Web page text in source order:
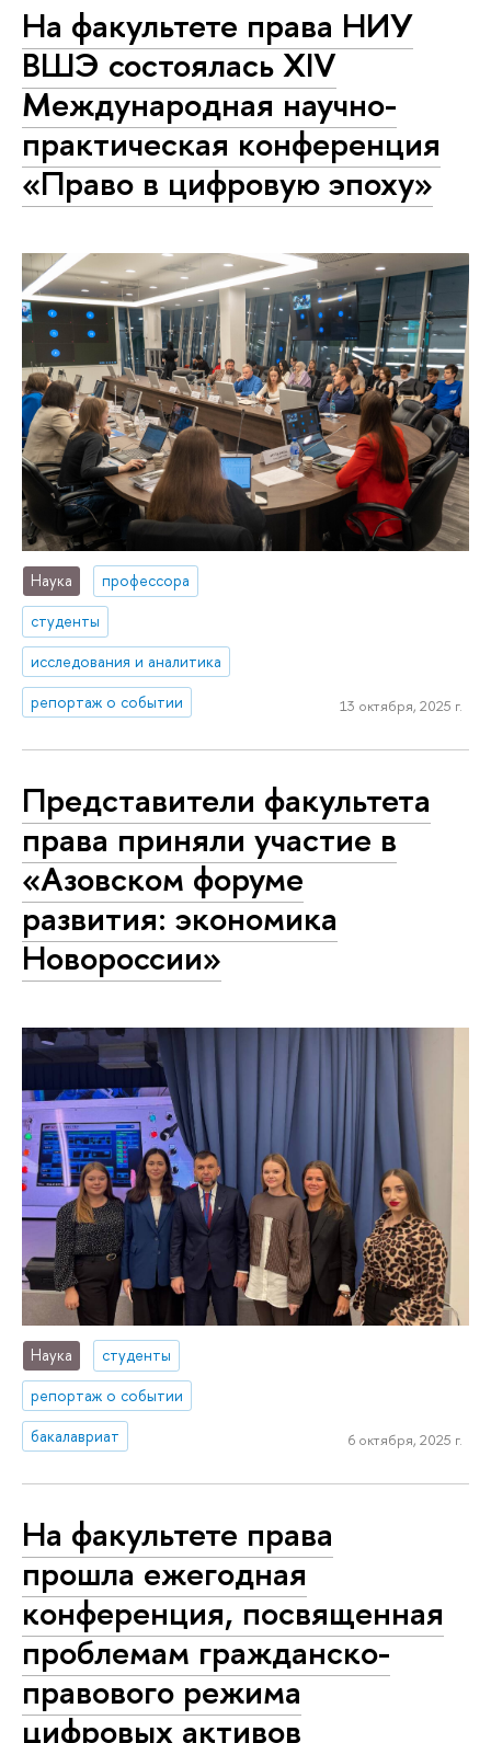
На факультете права НИУ
ВШЭ состоялась XIV
Международная научно-
практическая конференция
«Право в цифровую эпоху»
Наука
профессора
студенты
исследования и аналитика
репортаж о событии
13 октября, 2025 г.
Представители факультета
права приняли участие в
«Азовском форуме
развития: экономика
Новороссии»
Наука
студенты
репортаж о событии
бакалавриат
6 октября, 2025 г.
На факультете права
прошла ежегодная
конференция, посвященная
проблемам гражданско-
правового режима
цифровых активов